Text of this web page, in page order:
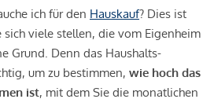
ich für den Hauskauf? Dies ist
viele stellen, die vom Eigenheim
Grund. Denn das Haushalts-
um zu bestimmen, wie hoch das
ist, mit dem Sie die monatlichen